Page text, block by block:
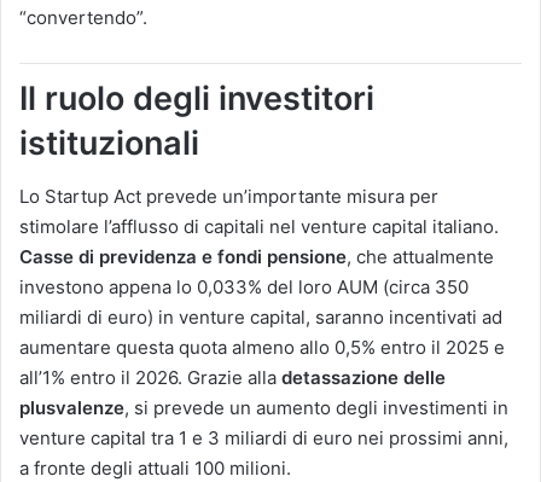
“convertendo”​.
Il ruolo degli investitori
istituzionali
Lo Startup Act prevede un’importante misura per
stimolare l’afflusso di capitali nel venture capital italiano.
Casse di previdenza e fondi pensione, che attualmente
investono appena lo 0,033% del loro AUM (circa 350
miliardi di euro) in venture capital, saranno incentivati ad
aumentare questa quota almeno allo 0,5% entro il 2025 e
all’1% entro il 2026. Grazie alla detassazione delle
plusvalenze, si prevede un aumento degli investimenti in
venture capital tra 1 e 3 miliardi di euro nei prossimi anni,
a fronte degli attuali 100 milioni​.